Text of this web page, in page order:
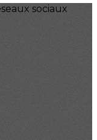
sociaux